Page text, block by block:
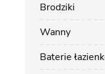
Brodziki
Wanny
Baterie